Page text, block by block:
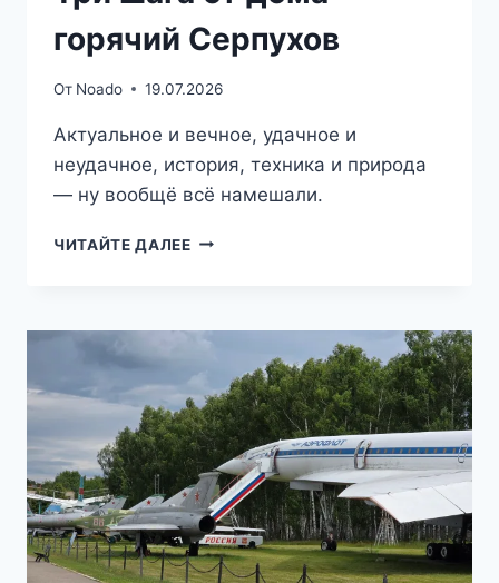
горячий Серпухов
От Noado 19.07.2026
Актуальное и вечное, удачное и
неудачное, история, техника и природа
— ну вообщё всё намешали.
ЧИТАЙТЕ ДАЛЕЕТРИ
—
СЕРПУХОВ